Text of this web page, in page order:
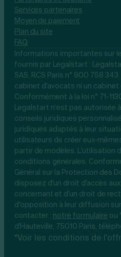
Services partenaires
Moyen de paiement
Plan du site
FAQ
Informations importantes sur
fournis par Legalstart :
SAS, RCS Paris n° 900 758
cabinet d'avocats ni un
Conformément à la loi n° 71-
Legalstart n’est pas autorisée
conseils juridiques
juridiques adaptés à leur
utilisateurs de créer eux-
partir de modèles. L'utilisation
conditions générales.
Général sur la Protection des
disposez d'un droit d'accès
concernant et d'un droit de
d'opposition à leur diffusion
contacter : notre formulaire ou
d'Hauteville, 75010 Paris,
*Voir les conditions de